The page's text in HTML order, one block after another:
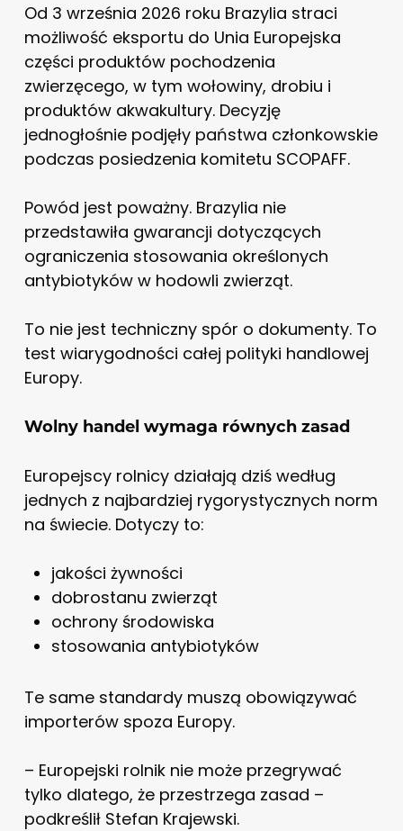
Od 3 września 2026 roku Brazylia straci
możliwość eksportu do Unia Europejska
części produktów pochodzenia
zwierzęcego, w tym wołowiny, drobiu i
produktów akwakultury. Decyzję
jednogłośnie podjęły państwa członkowskie
podczas posiedzenia komitetu SCOPAFF.
Powód jest poważny. Brazylia nie
przedstawiła gwarancji dotyczących
ograniczenia stosowania określonych
antybiotyków w hodowli zwierząt.
To nie jest techniczny spór o dokumenty. To
test wiarygodności całej polityki handlowej
Europy.
Wolny handel wymaga równych zasad
Europejscy rolnicy działają dziś według
jednych z najbardziej rygorystycznych norm
na świecie. Dotyczy to:
jakości żywności
dobrostanu zwierząt
ochrony środowiska
stosowania antybiotyków
Te same standardy muszą obowiązywać
importerów spoza Europy.
– Europejski rolnik nie może przegrywać
tylko dlatego, że przestrzega zasad –
podkreślił Stefan Krajewski.